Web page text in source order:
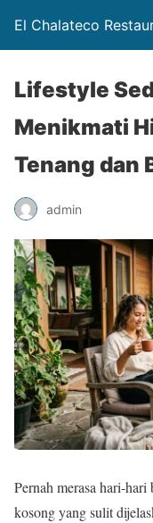
El Chalateco
Lifestyle
Menikmati
Tenang dan
admin
Pernah merasa hari-hari
kosong yang sulit